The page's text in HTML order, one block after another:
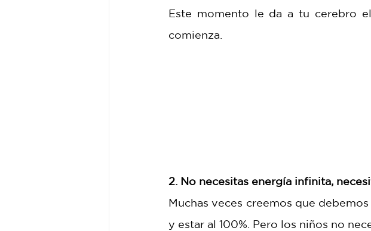
Este momento le da a tu cerebro
comienza.
2. No necesitas energía infinita,
Muchas veces creemos que
y estar al 100%. Pero los niños no